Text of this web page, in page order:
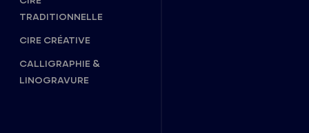
TRADITIONNELLE
CIRE CRÉATIVE
CALLIGRAPHIE &
LINOGRAVURE